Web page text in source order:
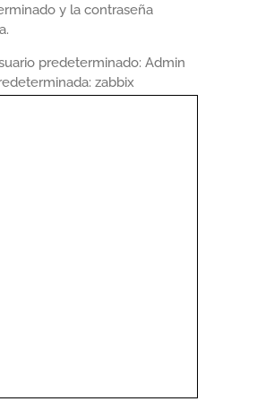
y la contraseña
predeterminado: Admin
zabbix